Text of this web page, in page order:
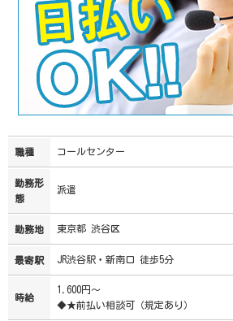
職種 コールセンター
勤務形
態
派遣
勤務地 東京都 渋谷区
最寄駅 JR渋谷駅・新南口 徒歩5分
時給
1,600円～
◆★前払い相談可（規定あり）